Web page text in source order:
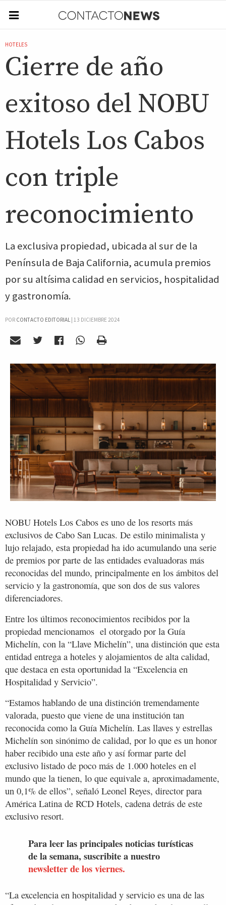
HOTELES
Cierre de año
exitoso del NOBU
Hotels Los Cabos
con triple
reconocimiento
La exclusiva propiedad, ubicada al sur de la
Península de Baja California, acumula premios
por su altísima calidad en servicios, hospitalidad
y gastronomía.
POR CONTACTO EDITORIAL| 13 DICIEMBRE 2024
NOBU Hotels Los Cabos es uno de los resorts más
exclusivos de Cabo San Lucas. De estilo minimalista y
lujo relajado, esta propiedad ha ido acumulando una serie
de premios por parte de las entidades evaluadoras más
reconocidas del mundo, principalmente en los ámbitos del
servicio y la gastronomía, que son dos de sus valores
diferenciadores.
Entre los últimos reconocimientos recibidos por la
propiedad mencionamos el otorgado por la Guía
Michelín, con la “Llave Michelín”, una distinción que esta
entidad entrega a hoteles y alojamientos de alta calidad,
que destaca en esta oportunidad la “Excelencia en
Hospitalidad y Servicio”.
“Estamos hablando de una distinción tremendamente
valorada, puesto que viene de una institución tan
reconocida como la Guía Michelín. Las llaves y estrellas
Michelín son sinónimo de calidad, por lo que es un honor
haber recibido una este año y así formar parte del
exclusivo listado de poco más de 1.000 hoteles en el
mundo que la tienen, lo que equivale a, aproximadamente,
un 0,1% de ellos”, señaló Leonel Reyes, director para
América Latina de RCD Hotels, cadena detrás de este
exclusivo resort.
Para leer las principales noticias turísticas
de la semana, suscribite a nuestro
newsletter de los viernes.
“La excelencia en hospitalidad y servicio es una de las